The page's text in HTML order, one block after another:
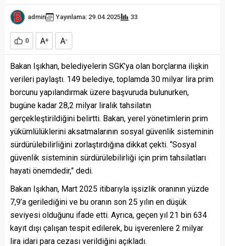
admin Yayınlama: 29.04.2025 33
0 A+ A-
Bakan Işıkhan, belediyelerin SGK’ya olan borçlarına ilişkin
verileri paylaştı. 149 belediye, toplamda 30 milyar lira prim
borcunu yapılandırmak üzere başvuruda bulunurken,
bugüne kadar 28,2 milyar liralık tahsilatın
gerçekleştirildiğini belirtti. Bakan, yerel yönetimlerin prim
yükümlülüklerini aksatmalarının sosyal güvenlik sisteminin
sürdürülebilirliğini zorlaştırdığına dikkat çekti. “Sosyal
güvenlik sisteminin sürdürülebilirliği için prim tahsilatları
hayati önemdedir,” dedi.
Bakan Işıkhan, Mart 2025 itibarıyla işsizlik oranının yüzde
7,9’a gerilediğini ve bu oranın son 25 yılın en düşük
seviyesi olduğunu ifade etti. Ayrıca, geçen yıl 21 bin 634
kayıt dışı çalışan tespit edilerek, bu işverenlere 2 milyar
lira idari para cezası verildiğini açıkladı.